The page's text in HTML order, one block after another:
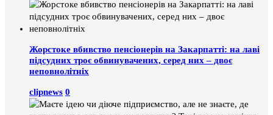
Жорстоке вбивство пенсіонерів на Закарпатті: на лаві
підсудних троє обвинувачених, серед них – двоє
неповнолітніх
clipnews 0